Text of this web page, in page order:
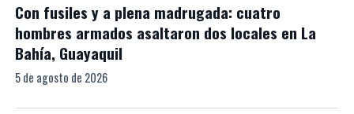
Con fusiles y a plena madrugada: cuatro
hombres armados asaltaron dos locales en La
Bahía, Guayaquil
5 de agosto de 2026